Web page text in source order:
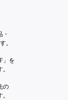
。
」を
の